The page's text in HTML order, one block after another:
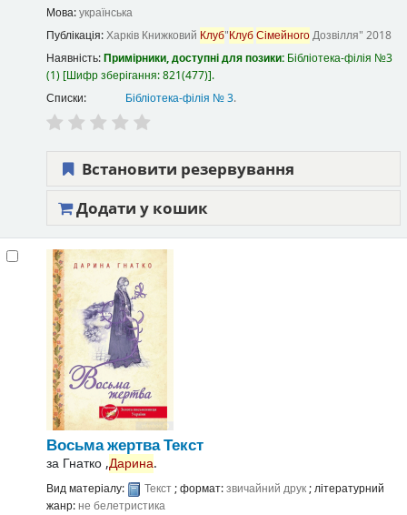
Мова:українська
Публікація:Харків Книжковий Клуб"КлубСімейногоДозвілля" 2018
Наявність:Примірники, доступні для позики: Бібліотека-філія №3
(1) Шифр зберігання:821(477) .
Списки:
Бібліотека-філія № 3.
Встановити резервування
Додати у кошик
Восьма жертваТекст
за Гнатко ,Дарина.
Вид матеріалу: Текст; формат:звичайний друк; літературний
жанр:не белетристика